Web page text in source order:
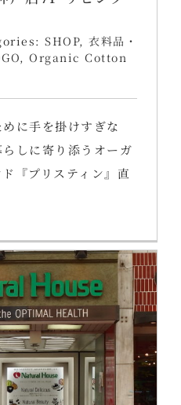
SHOP, 衣料品・
, Organic Cotton
に手を掛けすぎな
しに寄り添うオーガ
『プリスティン』直